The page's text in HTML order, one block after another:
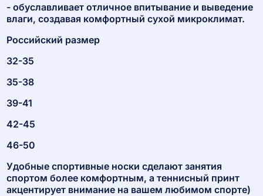
- обуславливает отличное впитывание и выведение
влаги, создавая комфортный сухой микроклимат.
Российский размер
32-35
35-38
39-41
42-45
46-50
Удобные спортивные носки сделают занятия
спортом более комфортным, а теннисный принт
акцентирует внимание на вашем любимом спорте)